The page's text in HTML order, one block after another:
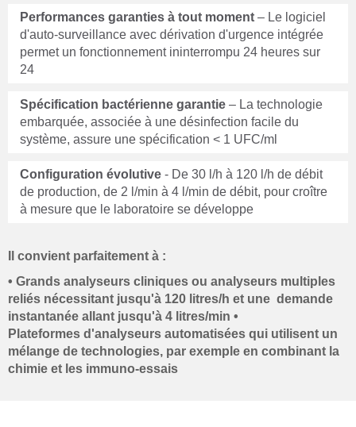
Performances garanties à tout moment – Le logiciel
d'auto-surveillance avec dérivation d'urgence intégrée
permet un fonctionnement ininterrompu 24 heures sur
24
Spécification bactérienne garantie – La technologie
embarquée, associée à une désinfection facile du
système, assure une spécification < 1 UFC/ml
Configuration évolutive - De 30 l/h à 120 l/h de débit
de production, de 2 l/min à 4 l/min de débit, pour croître
à mesure que le laboratoire se développe
Il convient parfaitement à :
• Grands analyseurs cliniques ou analyseurs multiples
reliés nécessitant jusqu'à 120 litres/h et une demande
instantanée allant jusqu'à 4 litres/min •
Plateformes d'analyseurs automatisées qui utilisent un
mélange de technologies, par exemple en combinant la
chimie et les immuno-essais